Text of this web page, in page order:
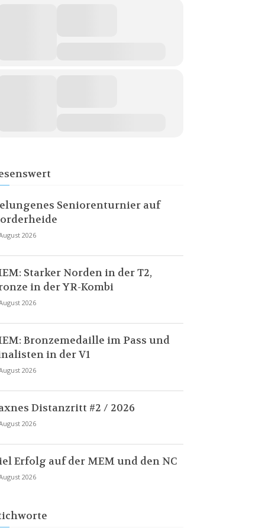
Seniorenturnier auf
2026
Starker Norden in der T2,
in der YR-Kombi
2026
Bronzemedaille im Pass und
in der V1
2026
Distanzritt #2 / 2026
2026
Erfolg auf der MEM und den NC
2026